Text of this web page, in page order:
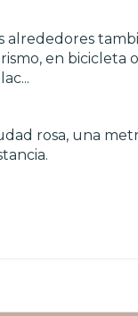
alrededores
en bicicleta
rosa, una